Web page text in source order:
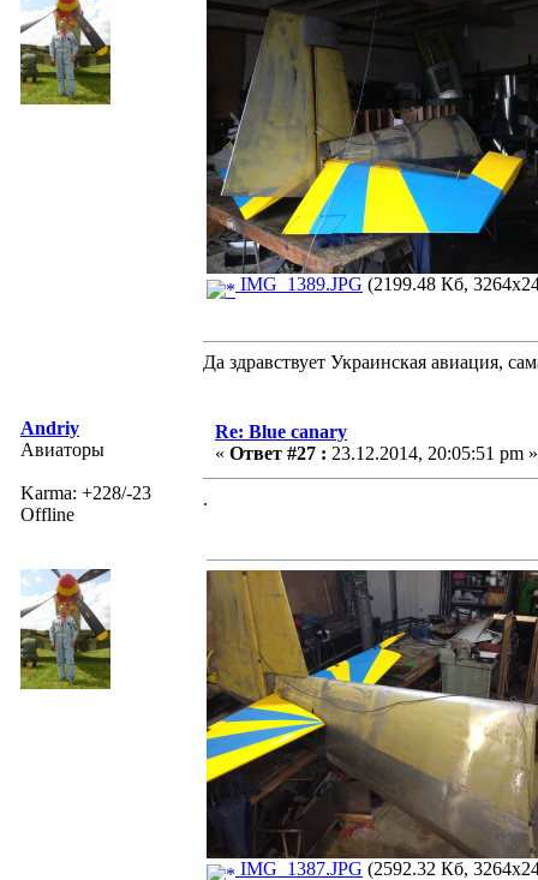
IMG_1389.JPG (2199.48 Кб,
Да здравствует Украинская авиация,
Andriy
Авиаторы
Karma: +228/-23
Offline
Re: Blue canary
« Ответ #27 : 23.12.2014, 20:05:51 pm »
.
IMG_1387.JPG (2592.32 Кб,